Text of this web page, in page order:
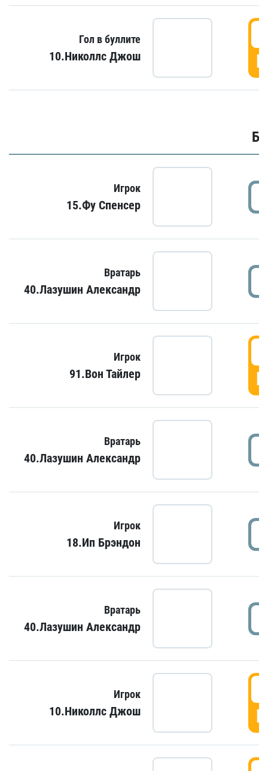
Гол в буллите
10.Николлс Джош
Игрок
15.Фу Спенсер
Вратарь
40.Лазушин Александр
Игрок
91.Вон Тайлер
Вратарь
40.Лазушин Александр
Игрок
18.Ип Брэндон
Вратарь
40.Лазушин Александр
Игрок
10.Николлс Джош